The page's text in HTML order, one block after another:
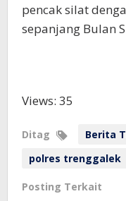
pencak silat
sepanjang Bulan
Views: 35
Ditag
Berita
polres trenggalek
Posting Terkait